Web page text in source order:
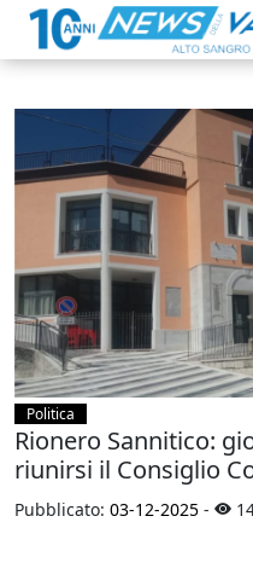
Politica
Rionero Sannitico:
riunirsi il Consiglio
Pubblicato: 03-12-2025 -